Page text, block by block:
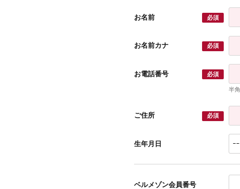
お名前 必須
お名前カナ 必須
お電話番号 必須
半
ご住所 必須
生年月日
ベルメゾン会員番号